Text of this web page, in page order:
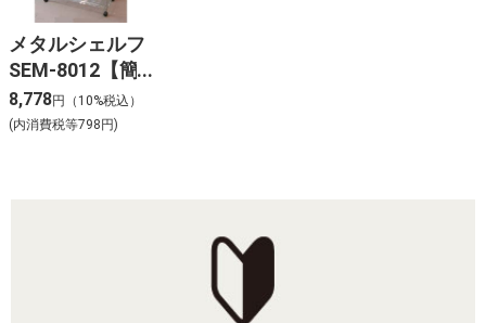
メタルシェルフ
SEM-8012【簡
単組立て】
8,778円（10%税込）
(内消費税等798円)